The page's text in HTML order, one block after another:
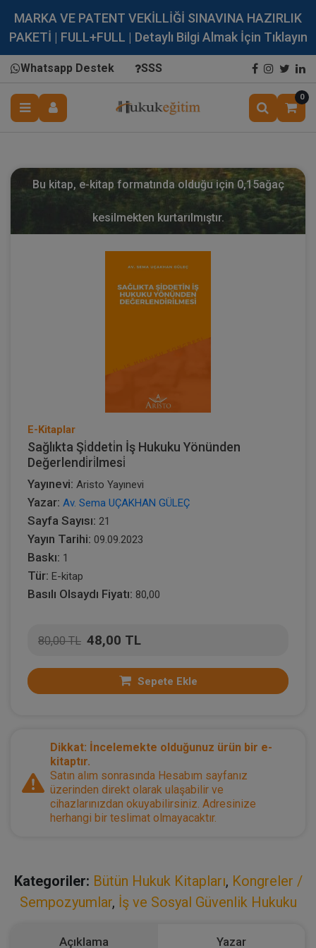
MARKA VE PATENT VEKİLLİĞİ SINAVINA HAZIRLIK
PAKETİ | FULL+FULL | Detaylı Bilgi Almak İçin Tıklayın
Whatsapp Destek SSS
0
Bu kitap, e-kitap formatında olduğu için 0,15ağaç
kesilmekten kurtarılmıştır.
E-Kitaplar
Sağlıkta Şi̇ddeti̇n İş Hukuku Yönünden
Değerlendi̇ri̇lmesi̇
Yayınevi: Aristo Yayınevi
Yazar: Av. Sema UÇAKHAN GÜLEÇ
Sayfa Sayısı: 21
Yayın Tarihi: 09.09.2023
Baskı: 1
Tür: E-kitap
Basılı Olsaydı Fiyatı: 80,00
80,00 TL 48,00 TL
Sepete Ekle
Dikkat: İncelemekte olduğunuz ürün bir e-
kitaptır.
Satın alım sonrasında Hesabım sayfanız
üzerinden direkt olarak ulaşabilir ve
cihazlarınızdan okuyabilirsiniz. Adresinize
herhangi bir teslimat olmayacaktır.
Kategoriler: Bütün Hukuk Kitapları, Kongreler /
Sempozyumlar, İş ve Sosyal Güvenlik Hukuku
Açıklama Yazar